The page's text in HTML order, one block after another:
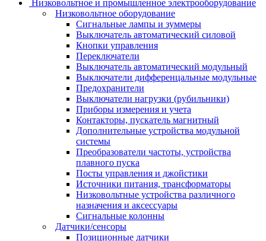
Низковольтное и промышленное электрооборудование
Низковольтное оборудование
Сигнальные лампы и зуммеры
Выключатель автоматический силовой
Кнопки управления
Переключатели
Выключатель автоматический модульный
Выключатели дифференцальные модульные
Предохранители
Выключатели нагрузки (рубильники)
Приборы измерения и учета
Контакторы, пускатель магнитный
Дополнительные устройства модульной
системы
Преобразователи частоты, устройства
плавного пуска
Посты управления и джойстики
Источники питания, трансформаторы
Низковольтные устройства различного
назначения и аксессуары
Сигнальные колонны
Датчики/сенсоры
Позиционные датчики